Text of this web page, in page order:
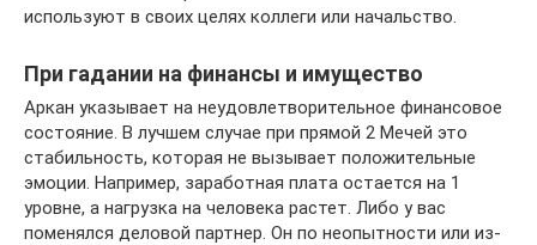
используют в своих целях коллеги или начальство.
При гадании на финансы и имущество
Аркан указывает на неудовлетворительное финансовое
состояние. В лучшем случае при прямой 2 Мечей это
стабильность, которая не вызывает положительные
эмоции. Например, заработная плата остается на 1
уровне, а нагрузка на человека растет. Либо у вас
поменялся деловой партнер. Он по неопытности или из-